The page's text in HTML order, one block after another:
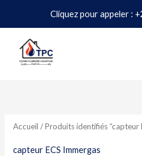
Cliquez pour appeler :
contenu
Accueil / Produits identifiés “capteur
capteur ECS Immergas